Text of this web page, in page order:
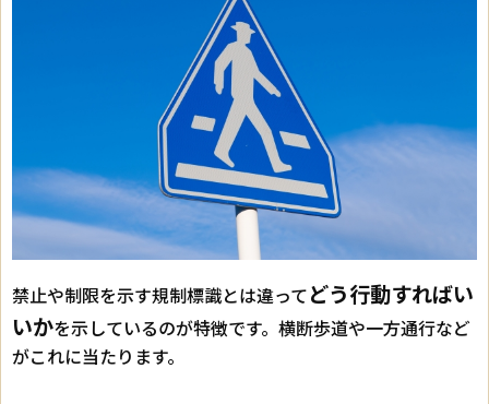
禁止や制限を示す規制標識とは違ってどう行動すればい
いかを示しているのが特徴です。横断歩道や一方通行など
がこれに当たります。